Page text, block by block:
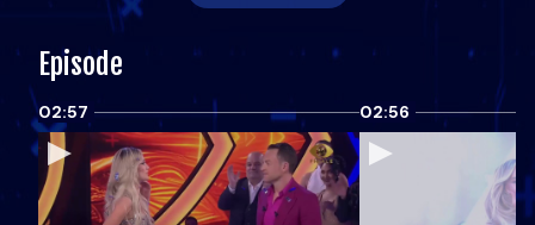
Episode
02:57 02:56